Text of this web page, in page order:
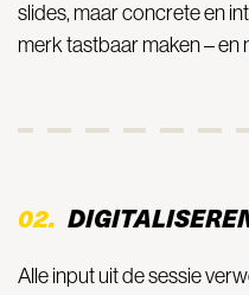
slides, maar concrete en
merk tastbaar maken – en
02.
Alle input uit de sessie